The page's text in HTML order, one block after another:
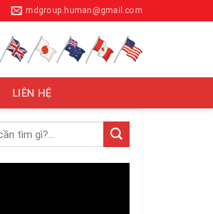
mdgroup.human@gmail.com
LIÊN HỆ